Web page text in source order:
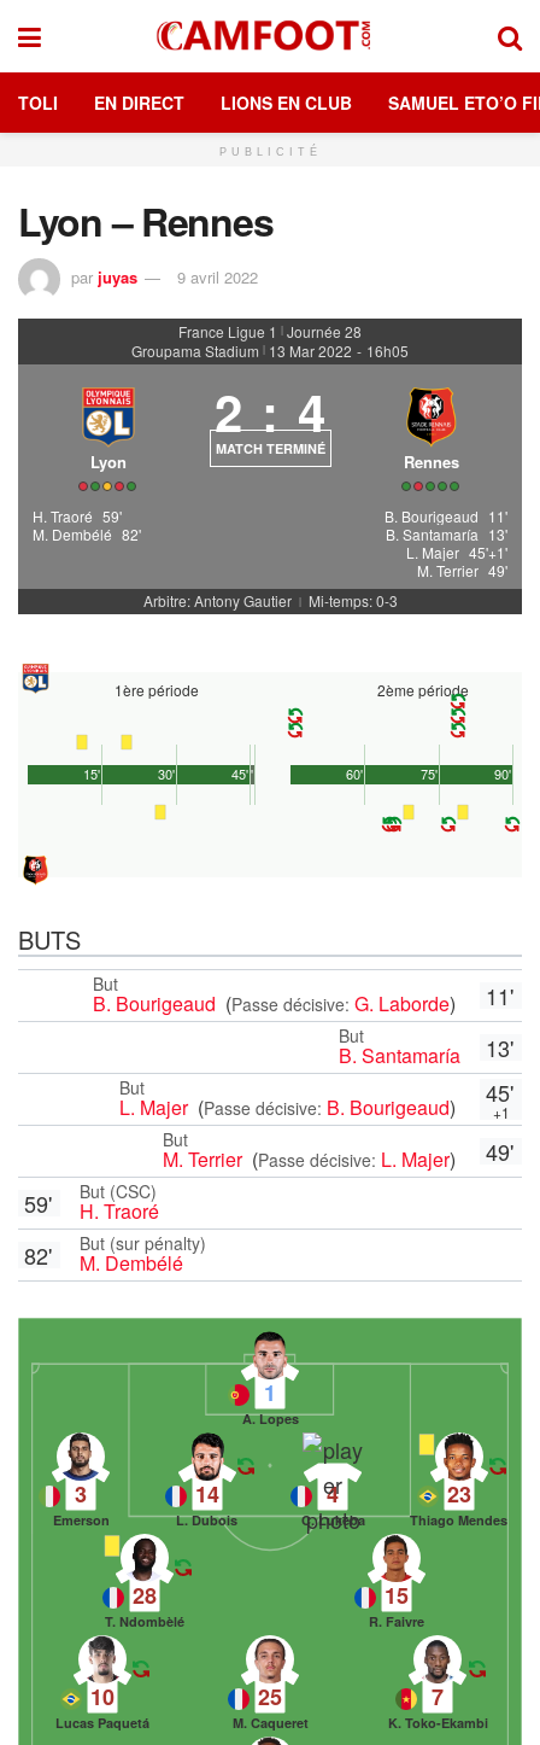
TOLI EN DIRECT LIONS EN CLUB SAMUEL ETO’O
PUBLICITÉ
Lyon – Rennes
par juyas 9 avril 2022
France Ligue 1 | Journée 28
Groupama Stadium | 13 Mar 2022 - 16h05
Lyon
2 : 4
MATCH TERMINÉ
Rennes
H. Traoré 59'
M. Dembélé 82'
B. Bourigeaud 11'
B. Santamaría 13'
L. Majer 45'+1'
M. Terrier 49'
Arbitre: Antony Gautier | Mi-temps: 0-3
1ère période
45'
15' 30' 1'
2ème période
90'
60' 75'
BUTS
11'
But
B. Bourigeaud (Passe décisive: G. Laborde)
13'
But
B. Santamaría
45'
+1
But
L. Majer (Passe décisive: B. Bourigeaud)
49'
But
M. Terrier (Passe décisive: L. Majer)
But (CSC)
H. Traoré
59'
But (sur pénalty)
M. Dembélé
82'
1
A. Lopes
23
Thiago Mendes
4
C. Lukeba
14
L. Dubois
3
Emerson
15
R. Faivre
28
T. Ndombèlé
7
K. Toko-Ekambi
25
M. Caqueret
10
Lucas Paquetá